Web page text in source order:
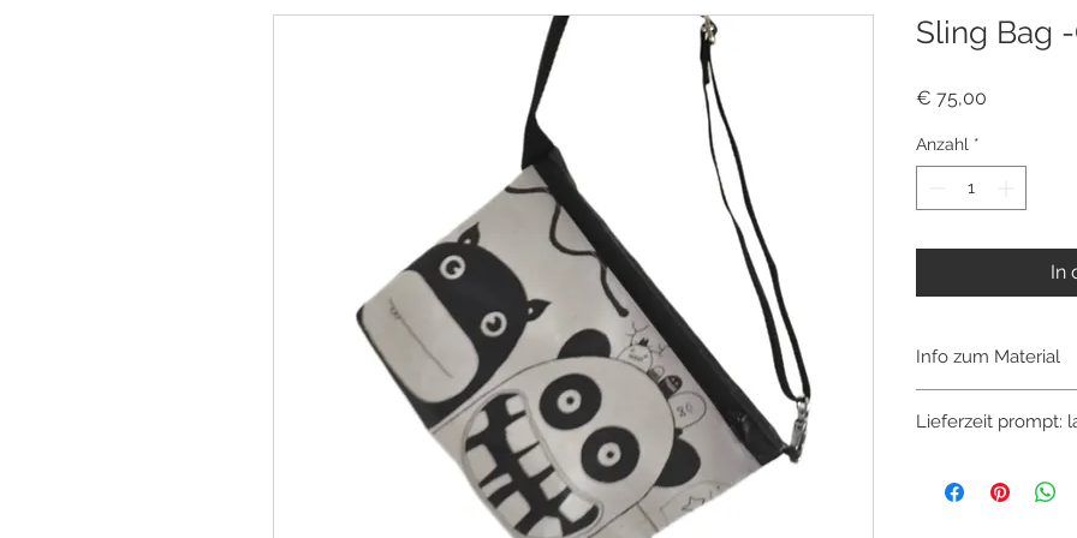
Sling Bag
€ 75,00
Anzahl *
In
Info zum Material
selbst entwickelten
leicht-ca. 150g.
wasserabweisend
Lieferzeit prompt: